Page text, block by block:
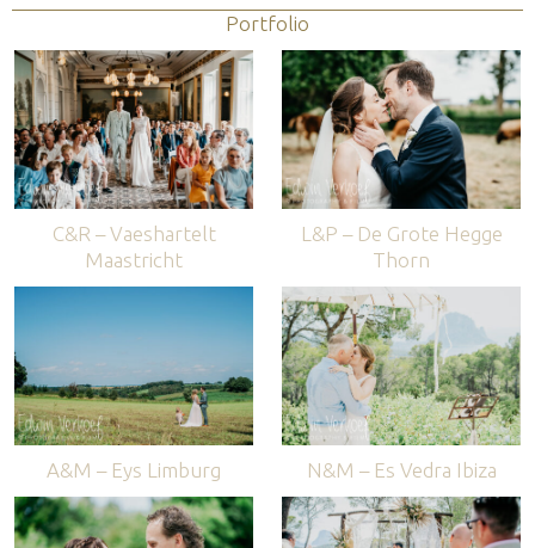
Portfolio
C&R – Vaeshartelt
Maastricht
L&P – De Grote Hegge
Thorn
A&M – Eys Limburg N&M – Es Vedra Ibiza